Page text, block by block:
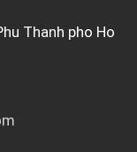
Thanh pho Ho